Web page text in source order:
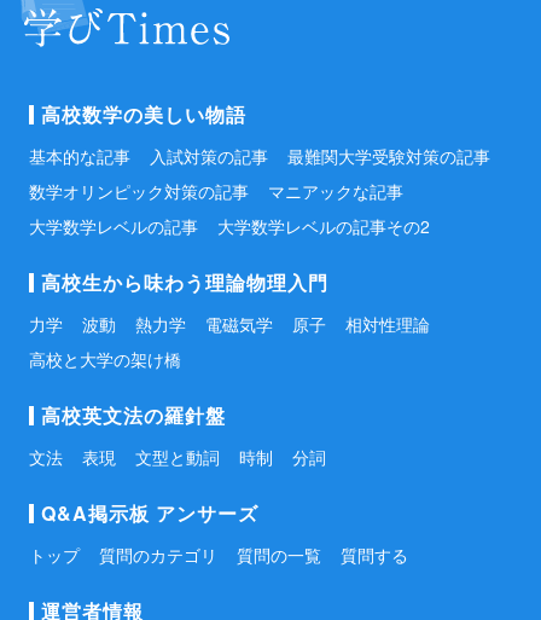
高校数学の美しい物語
基本的な記事 入試対策の記事
最難関大学受験対策の記事
数学オリンピック対策の記事
マニアックな記事
大学数学レベルの記事
大学数学レベルの記事その2
高校生から味わう理論物理入門
力学 波動 熱力学 電磁気学 原子
相対性理論
高校と大学の架け橋
高校英文法の羅針盤
文法 表現 文型と動詞 時制 分詞
Q&A掲示板 アンサーズ
トップ 質問のカテゴリ 質問の一覧 質問する
運営者情報